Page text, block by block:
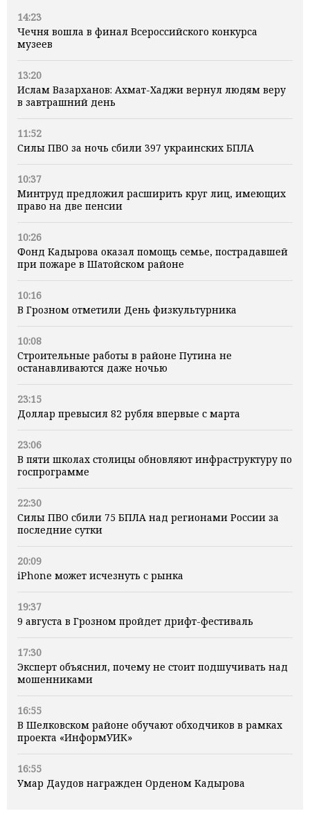
14:23
Чечня вошла в финал Всероссийского конкурса
музеев
13:20
Ислам Вазарханов: Ахмат-Хаджи вернул людям веру
в завтрашний день
11:52
Силы ПВО за ночь сбили 397 украинских БПЛА
10:37
Минтруд предложил расширить круг лиц, имеющих
право на две пенсии
10:26
Фонд Кадырова оказал помощь семье, пострадавшей
при пожаре в Шатойском районе
10:16
В Грозном отметили День физкультурника
10:08
Строительные работы в районе Путина не
останавливаются даже ночью
23:15
Доллар превысил 82 рубля впервые с марта
23:06
В пяти школах столицы обновляют инфраструктуру по
госпрограмме
22:30
Силы ПВО сбили 75 БПЛА над регионами России за
последние сутки
20:09
iPhone может исчезнуть с рынка
19:37
9 августа в Грозном пройдет дрифт-фестиваль
17:30
Эксперт объяснил, почему не стоит подшучивать над
мошенниками
16:55
В Шелковском районе обучают обходчиков в рамках
проекта «ИнформУИК»
16:55
Умар Даудов награжден Орденом Кадырова